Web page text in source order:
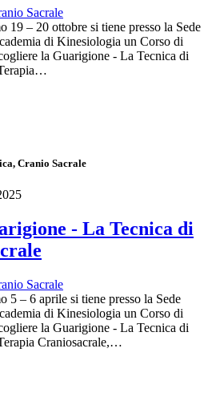
Sacrale
19 – 20 ottobre si tiene presso la Sede
di Kinesiologia un Corso di
la Guarigione - La Tecnica di
Cranio Sacrale
- La Tecnica di
Sacrale
5 – 6 aprile si tiene presso la Sede
di Kinesiologia un Corso di
la Guarigione - La Tecnica di
Craniosacrale,…